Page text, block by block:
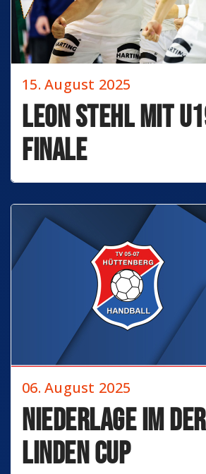
Leon Stehl mit
Finale
15. August 2025
Niederlage im
Linden Cup
06. August 2025